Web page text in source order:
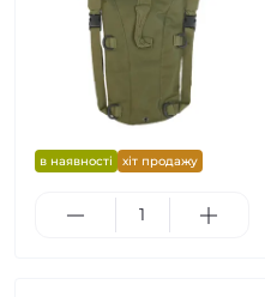
в наявності хіт продажу